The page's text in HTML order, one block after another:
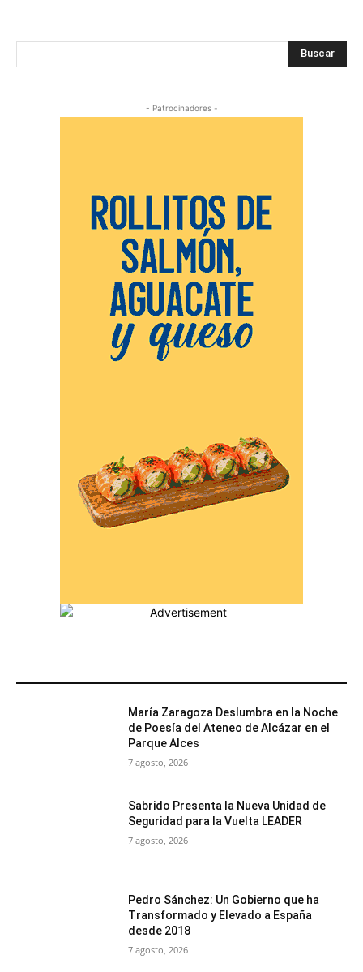
Buscar
- Patrocinadores -
María Zaragoza Deslumbra en la Noche
de Poesía del Ateneo de Alcázar en el
Parque Alces
7 agosto, 2026
Sabrido Presenta la Nueva Unidad de
Seguridad para la Vuelta LEADER
7 agosto, 2026
Pedro Sánchez: Un Gobierno que ha
Transformado y Elevado a España
desde 2018
7 agosto, 2026